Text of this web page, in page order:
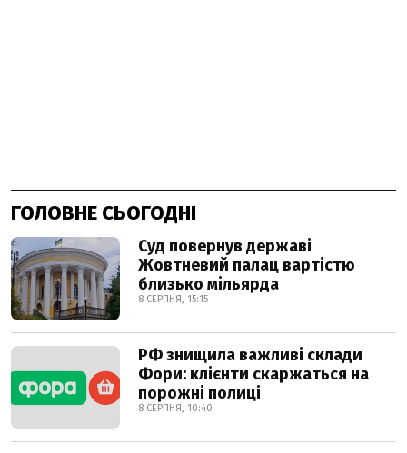
ГОЛОВНЕ СЬОГОДНІ
Суд повернув державі
Жовтневий палац вартістю
близько мільярда
8 СЕРПНЯ, 15:15
РФ знищила важливі склади
Фори: клієнти скаржаться на
порожні полиці
8 СЕРПНЯ, 10:40